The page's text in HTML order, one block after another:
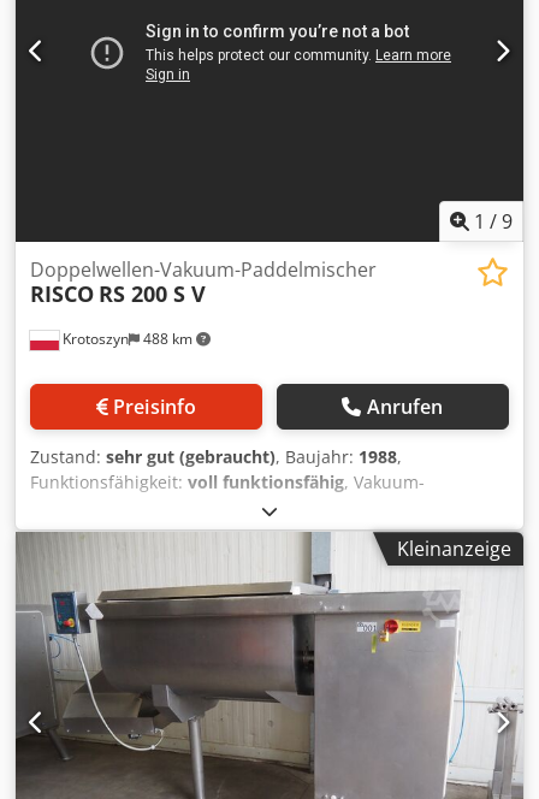
1 /9
Krotoszyn 488 km
Doppelwellen-Vakuum-Paddelmischer
RISCO RS 200 S V
Preisinfo Anrufen
Zustand: sehr gut (gebraucht), Baujahr: 1988,
Funktionsfähigkeit: voll funktionsfähig, Vakuum-
Doppelwellen-Paddelmischer für Fleisch RISCO RS 200 S V
Marke: RISCO Dsdpfx Aksw Iv H Ijvsck Modell: RS 200 S V
Baujahr: 1988 Kapazität: 200 Liter Abmessungen: 1500 ×
750 × 1350 mm Robuster, industrieller Vakuummischer der
Marke Risco, Modell RS 200 S V, geeignet für das intensive
Mischen von Fleisch und Füllungen unter Unterdruck, was
die Proteinbindung, Struktur und Farbe des Produkts
verbessert. Ausgestattet mit zwei gegenläufigen Wellen mit
Paddeln, die ein gleichmäßiges und schonendes Mischen
ermöglichen, ohne die Struktur des Rohmaterials zu
beschädigen. Komplett aus Edelstahl gefertigt, konzipiert
für den Einsatz in der Lebensmittelindustrie.
Kleinanzeige